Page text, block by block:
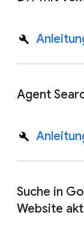
Agent
Suche in
Website